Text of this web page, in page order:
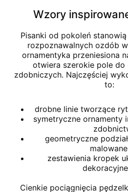
Wzory
Pisanki od pokoleń
rozpoznawalnych ozdób
ornamentyka przeniesiona
otwiera szerokie pole do
zdobniczych. Najczęściej
to:
drobne linie tworzące
symetryczne ornamenty
geometryczne
zestawienia kropek
dekoracyjne
Cienkie pociągnięcia